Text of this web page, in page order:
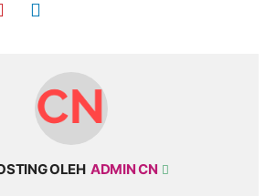
OLEH ADMIN CN